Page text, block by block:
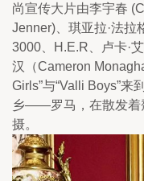
尚宣传大片由李宇春
Jenner)、琪亚拉·法拉
3000、H.E.R、卢卡·
汉（Cameron
Girls”与“Valli Boys”来
乡——罗马，在散发着
摄。